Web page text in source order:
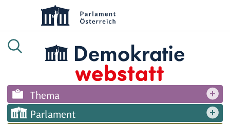
Thema
Parlament